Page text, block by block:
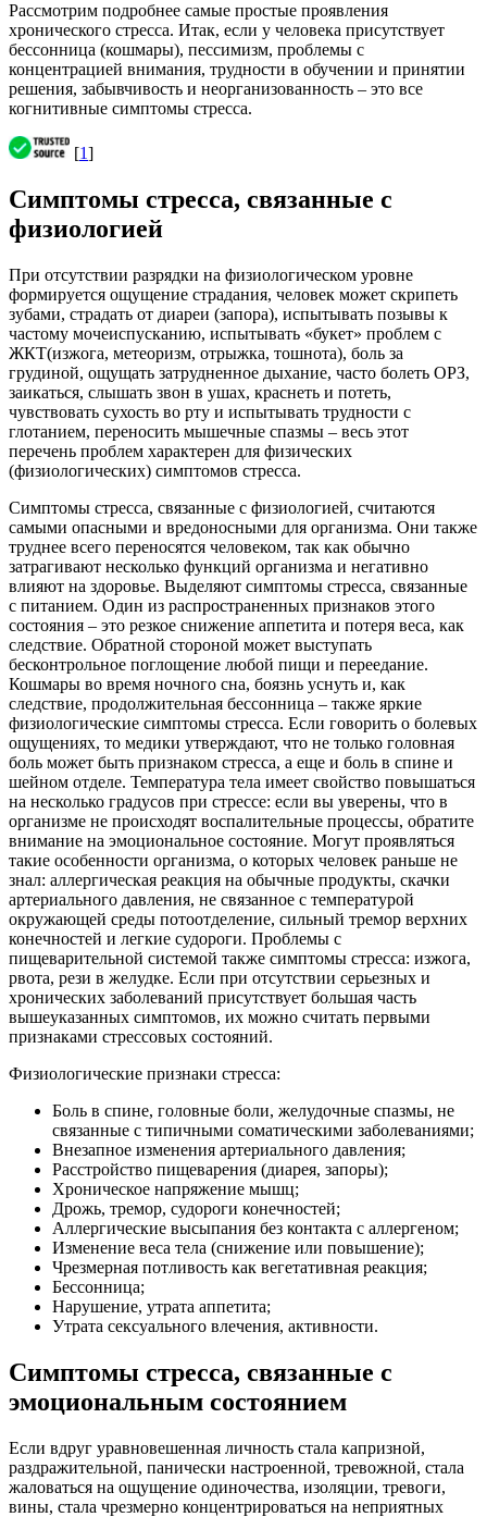
Рассмотрим подробнее самые простые проявления
хронического стресса. Итак, если у человека присутствует
бессонница (кошмары), пессимизм, проблемы с
концентрацией внимания, трудности в обучении и принятии
решения, забывчивость и неорганизованность – это все
когнитивные симптомы стресса.
[1]
Симптомы стресса, связанные с
физиологией
При отсутствии разрядки на физиологическом уровне
формируется ощущение страдания, человек может скрипеть
зубами, страдать от диареи (запора), испытывать позывы к
частому мочеиспусканию, испытывать «букет» проблем с
ЖКТ(изжога, метеоризм, отрыжка, тошнота), боль за
грудиной, ощущать затрудненное дыхание, часто болеть ОРЗ,
заикаться, слышать звон в ушах, краснеть и потеть,
чувствовать сухость во рту и испытывать трудности с
глотанием, переносить мышечные спазмы – весь этот
перечень проблем характерен для физических
(физиологических) симптомов стресса.
Симптомы стресса, связанные с физиологией, считаются
самыми опасными и вредоносными для организма. Они также
труднее всего переносятся человеком, так как обычно
затрагивают несколько функций организма и негативно
влияют на здоровье. Выделяют симптомы стресса, связанные
с питанием. Один из распространенных признаков этого
состояния – это резкое снижение аппетита и потеря веса, как
следствие. Обратной стороной может выступать
бесконтрольное поглощение любой пищи и переедание.
Кошмары во время ночного сна, боязнь уснуть и, как
следствие, продолжительная бессонница – также яркие
физиологические симптомы стресса. Если говорить о болевых
ощущениях, то медики утверждают, что не только головная
боль может быть признаком стресса, а еще и боль в спине и
шейном отделе. Температура тела имеет свойство повышаться
на несколько градусов при стрессе: если вы уверены, что в
организме не происходят воспалительные процессы, обратите
внимание на эмоциональное состояние. Могут проявляться
такие особенности организма, о которых человек раньше не
знал: аллергическая реакция на обычные продукты, скачки
артериального давления, не связанное с температурой
окружающей среды потоотделение, сильный тремор верхних
конечностей и легкие судороги. Проблемы с
пищеварительной системой также симптомы стресса: изжога,
рвота, рези в желудке. Если при отсутствии серьезных и
хронических заболеваний присутствует большая часть
вышеуказанных симптомов, их можно считать первыми
признаками стрессовых состояний.
Физиологические признаки стресса:
Боль в спине, головные боли, желудочные спазмы, не
связанные с типичными соматическими заболеваниями;
Внезапное изменения артериального давления;
Расстройство пищеварения (диарея, запоры);
Хроническое напряжение мышц;
Дрожь, тремор, судороги конечностей;
Аллергические высыпания без контакта с аллергеном;
Изменение веса тела (снижение или повышение);
Чрезмерная потливость как вегетативная реакция;
Бессонница;
Нарушение, утрата аппетита;
Утрата сексуального влечения, активности.
Симптомы стресса, связанные с
эмоциональным состоянием
Если вдруг уравновешенная личность стала капризной,
раздражительной, панически настроенной, тревожной, стала
жаловаться на ощущение одиночества, изоляции, тревоги,
вины, стала чрезмерно концентрироваться на неприятных